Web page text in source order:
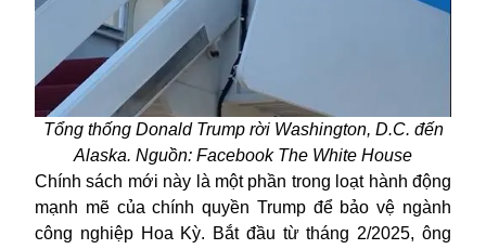
Tổng thống Donald Trump rời Washington, D.C. đến
Alaska. Nguồn: Facebook The White House
Chính sách mới này là một phần trong loạt hành động
mạnh mẽ của chính quyền Trump để bảo vệ ngành
công nghiệp Hoa Kỳ. Bắt đầu từ tháng 2/2025, ông